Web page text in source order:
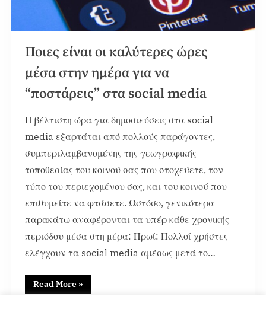
Ποιες είναι οι καλύτερες ώρες
μέσα στην ημέρα για να
“ποστάρεις” στα social media
Η βέλτιστη ώρα για δημοσιεύσεις στα social
media εξαρτάται από πολλούς παράγοντες,
συμπεριλαμβανομένης της γεωγραφικής
τοποθεσίας του κοινού σας που στοχεύετε, τον
τύπο του περιεχομένου σας, και του κοινού που
επιθυμείτε να φτάσετε. Ωστόσο, γενικότερα
παρακάτω αναφέρονται τα υπέρ κάθε χρονικής
περιόδου μέσα στη μέρα: Πρωί: Πολλοί χρήστες
ελέγχουν τα social media αμέσως μετά το…
Read More »
Featured